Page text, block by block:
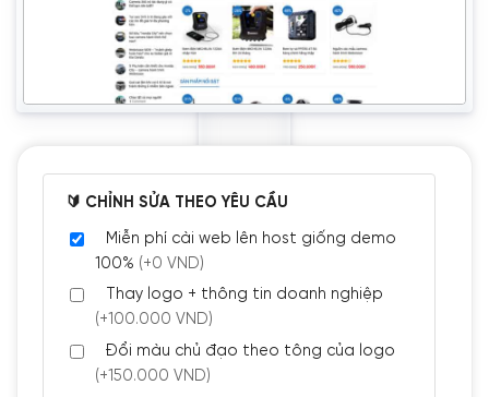
🔰 CHỈNH SỬA THEO YÊU CẦU
Miễn phí cài web lên host giống demo
100% (+0 VND)
Thay logo + thông tin doanh nghiệp
(+100.000 VND)
Đổi màu chủ đạo theo tông của logo
(+150.000 VND)